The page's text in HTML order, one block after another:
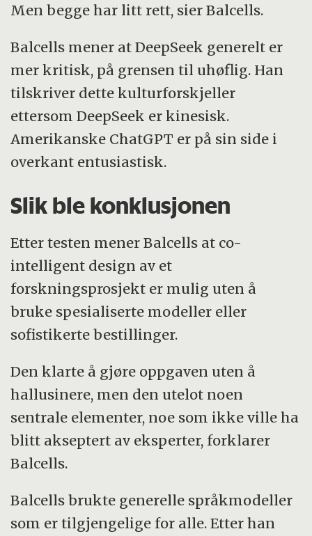
Men begge har litt rett, sier Balcells.
Balcells mener at DeepSeek generelt er
mer kritisk, på grensen til uhøflig. Han
tilskriver dette kulturforskjeller
ettersom DeepSeek er kinesisk.
Amerikanske ChatGPT er på sin side i
overkant entusiastisk.
Slik ble konklusjonen
Etter testen mener Balcells at co-
intelligent design av et
forskningsprosjekt er mulig uten å
bruke spesialiserte modeller eller
sofistikerte bestillinger.
Den klarte å gjøre oppgaven uten å
hallusinere, men den utelot noen
sentrale elementer, noe som ikke ville ha
blitt akseptert av eksperter, forklarer
Balcells.
Balcells brukte generelle språkmodeller
som er tilgjengelige for alle. Etter han